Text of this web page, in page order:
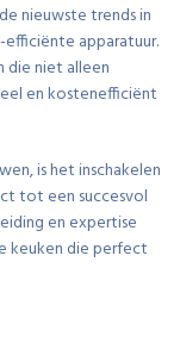
nieuwste trends in
apparatuur.
die niet alleen
en kostenefficiënt
is het inschakelen
tot een succesvol
en expertise
keuken die perfect